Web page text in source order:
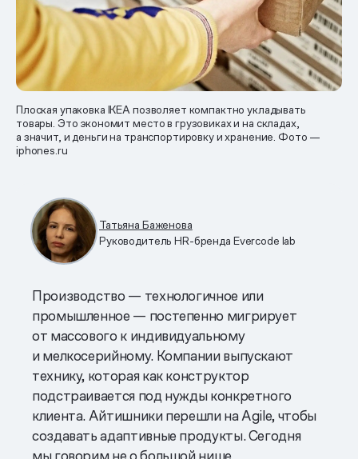
Плоская упаковка IKEA позволяет компактно укладывать
товары. Это экономит место в грузовиках и на складах,
а значит, и деньги на транспортировку и хранение. Фото —
iphones.ru
Татьяна Баженова
Руководитель HR-бренда Evercode lab
Производство — технологичное или
промышленное — постепенно мигрирует
от массового к индивидуальному
и мелкосерийному. Компании выпускают
технику, которая как конструктор
подстраивается под нужды конкретного
клиента. Айтишники перешли на Agile, чтобы
создавать адаптивные продукты. Сегодня
мы говорим не о большой нише